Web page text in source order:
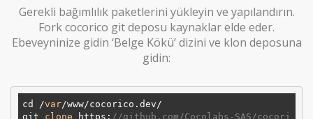
Gerekli bağımlılık paketlerini yükleyin ve yapılandırın.
Fork cocorico git deposu kaynaklar elde eder.
Ebeveyninize gidin ‘Belge Kökü’ dizini ve klon deposuna
gidin:
cd /var/www/cocorico.dev/
git clone https: //github.com/Cocolabs-SAS/cocori